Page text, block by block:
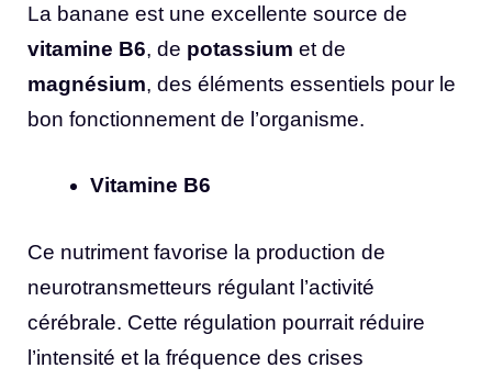
La banane est une excellente source de
vitamine B6, de potassium et de
magnésium, des éléments essentiels pour le
bon fonctionnement de l’organisme.
Vitamine B6
Ce nutriment favorise la production de
neurotransmetteurs régulant l’activité
cérébrale. Cette régulation pourrait réduire
l’intensité et la fréquence des crises